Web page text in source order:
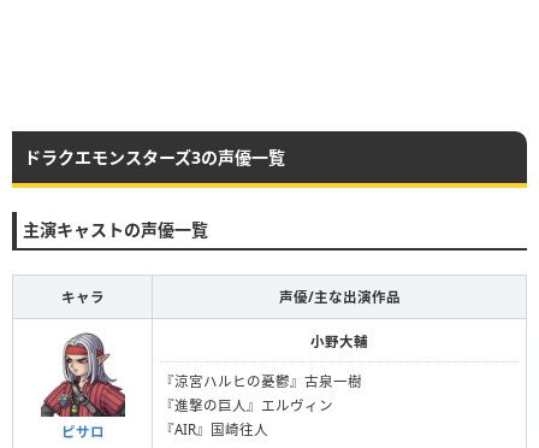
ドラクエモンスターズ3の声優一覧
主演キャストの声優一覧
キャラ 声優/主な出演作品
ピサロ
小野大輔
『涼宮ハルヒの憂鬱』古泉一樹
『進撃の巨人』エルヴィン
『AIR』国崎往人